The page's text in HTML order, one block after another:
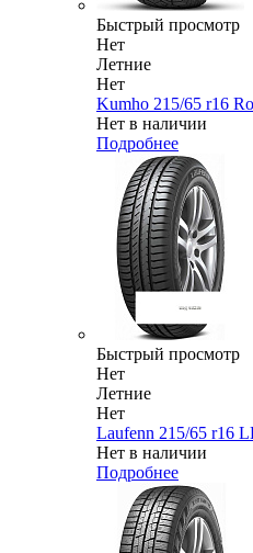
Быстрый просмотр
Нет
Летние
Нет
Kumho 215/65 r16
Нет в наличии
Подробнее
Быстрый просмотр
Нет
Летние
Нет
Laufenn 215/65 r16
Нет в наличии
Подробнее